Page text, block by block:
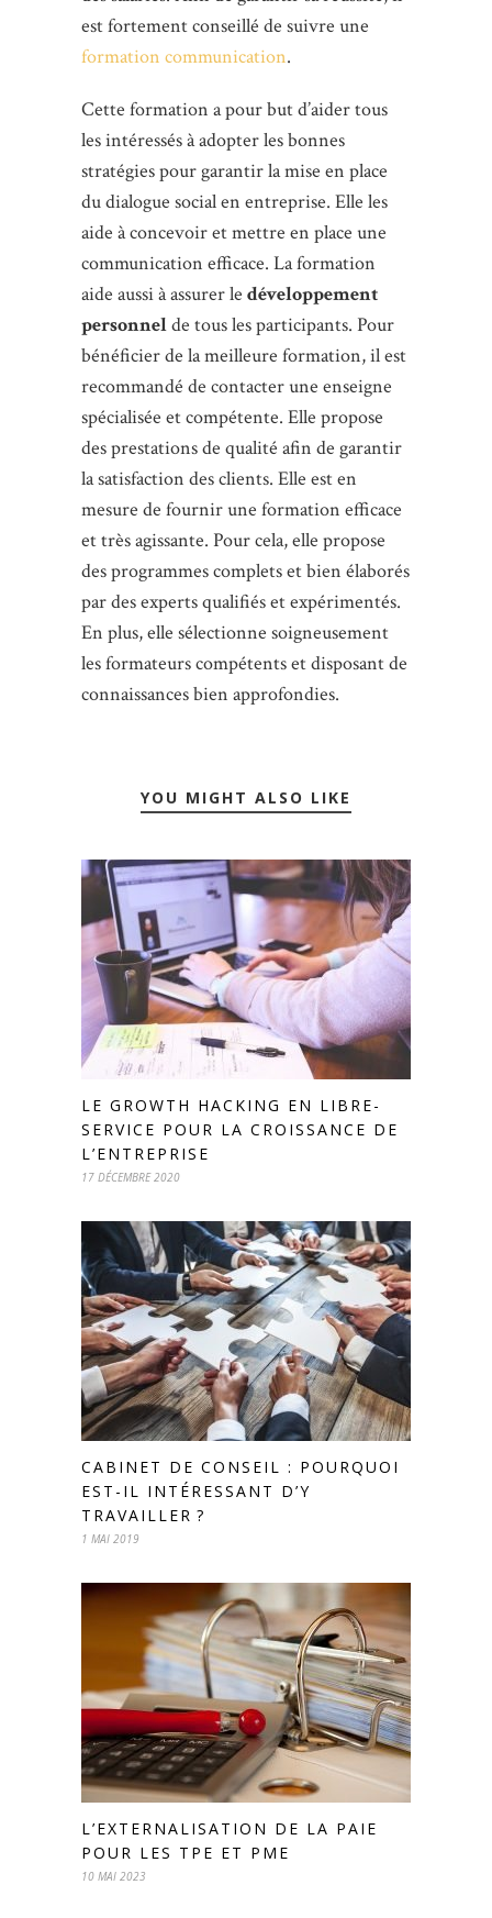
est fortement conseillé de suivre une
formation communication.
Cette formation a pour but d’aider tous
les intéressés à adopter les bonnes
stratégies pour garantir la mise en place
du dialogue social en entreprise. Elle les
aide à concevoir et mettre en place une
communication efficace. La formation
aide aussi à assurer le développement
personnelde tous les participants. Pour
bénéficier de la meilleure formation, il est
recommandé de contacter une enseigne
spécialisée et compétente. Elle propose
des prestations de qualité afin de garantir
la satisfaction des clients. Elle est en
mesure de fournir une formation efficace
et très agissante. Pour cela, elle propose
des programmes complets et bien élaborés
par des experts qualifiés et expérimentés.
En plus, elle sélectionne soigneusement
les formateurs compétents et disposant de
connaissances bien approfondies.
YOU MIGHT ALSO LIKE
LE GROWTH HACKING EN LIBRE-
SERVICE POUR LA CROISSANCE DE
L’ENTREPRISE
17 DÉCEMBRE 2020
CABINET DE CONSEIL : POURQUOI
EST-IL INTÉRESSANT D’Y
TRAVAILLER ?
1 MAI 2019
L’EXTERNALISATION DE LA PAIE
POUR LES TPE ET PME
10 MAI 2023